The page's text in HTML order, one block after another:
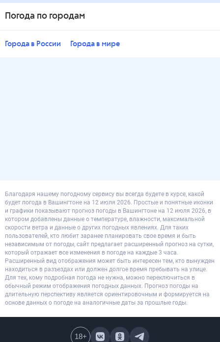
Погода по городам
Города в России Города в мире
Благодаря нашему погодному сервису вы всегда будете в курсе, какой
будет погода в Вашингтоне на 12 июля 2026. Простые и понятные иконки
и графики показывают прогноз погоды в Вашингтоне на 12 июля 2026, в
котором добавлены данные о температуре, влажности, максимальной
скорости ветра и данные о других погодных явлениях. Для таких
пользователей, кто любит заранее планировать свое время и быть
независимым от погоды, сайт предлагает расширенный прогноз на сутки,
который отражает все изменения в погоде на каждые 3 часа.
Расширенный вид отображения может быть интересен тем, кто вынужден
находиться в разъездах или должен долгое время пребывать на улице.
Для тех, кому подробная погода не нужна, можно переключиться в
обычный режим отображения погодных данных. Прогноз погоды на
длительную перспективу является ориентировочным и формируется на
основе данных о погоде на аналогичные даты за прошлые годы.
18+